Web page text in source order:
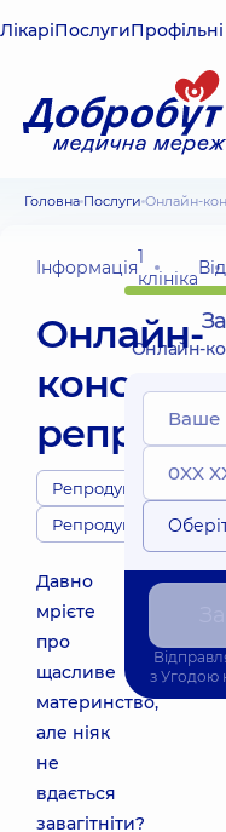
ЛікаріПослуги
Головна Послуги Онлайн-
Інформація1
клініка
Онлайн-
Репродуктологи
Репродуктологія
Давно
мрієте
про
щасливе
материнство,
але ніяк
не
вдається
завагітніти?
Онлайн-
з Угодою